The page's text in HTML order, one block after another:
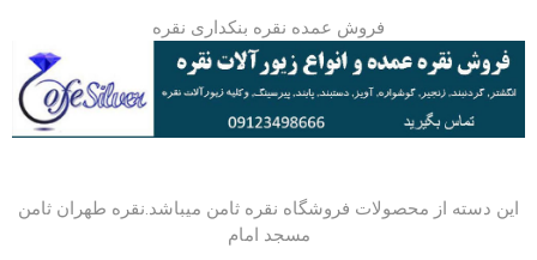
فروش عمده نقره بنکداری نقره
این دسته از محصولات فروشگاه نقره ثامن میباشد.نقره طهران ثامن
مسجد امام